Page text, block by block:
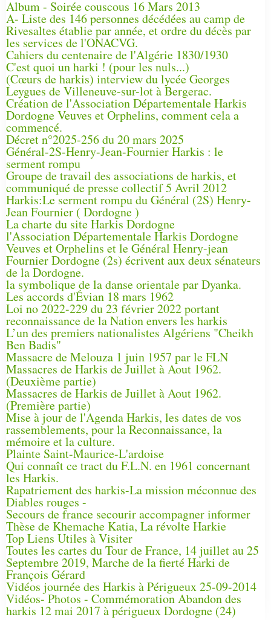
Album - Soirée couscous 16 Mars 2013
A- Liste des 146 personnes décédées au camp de
Rivesaltes établie par année, et ordre du décès par
les services de l'ONACVG.
Cahiers du centenaire de l'Algérie 1830/1930
C'est quoi un harki ! (pour les nuls...)
(Cœurs de harkis) interview du lycée Georges
Leygues de Villeneuve-sur-lot à Bergerac.
Création de l'Association Départementale Harkis
Dordogne Veuves et Orphelins, comment cela a
commencé.
Décret n°2025-256 du 20 mars 2025
Général-2S-Henry-Jean-Fournier Harkis : le
serment rompu
Groupe de travail des associations de harkis, et
communiqué de presse collectif 5 Avril 2012
Harkis:Le serment rompu du Général (2S) Henry-
Jean Fournier ( Dordogne )
La charte du site Harkis Dordogne
l'Association Départementale Harkis Dordogne
Veuves et Orphelins et le Général Henry-jean
Fournier Dordogne (2s) écrivent aux deux sénateurs
de la Dordogne.
la symbolique de la danse orientale par Dyanka.
Les accords d'Évian 18 mars 1962
Loi no 2022-229 du 23 février 2022 portant
reconnaissance de la Nation envers les harkis
L’un des premiers nationalistes Algériens "Cheikh
Ben Badis"
Massacre de Melouza 1 juin 1957 par le FLN
Massacres de Harkis de Juillet à Aout 1962.
(Deuxième partie)
Massacres de Harkis de Juillet à Aout 1962.
(Première partie)
Mise à jour de l'Agenda Harkis, les dates de vos
rassemblements, pour la Reconnaissance, la
mémoire et la culture.
Plainte Saint-Maurice-L'ardoise
Qui connaît ce tract du F.L.N. en 1961 concernant
les Harkis.
Rapatriement des harkis-La mission méconnue des
Diables rouges -
Secours de france secourir accompagner informer
Thèse de Khemache Katia, La révolte Harkie
Top Liens Utiles à Visiter
Toutes les cartes du Tour de France, 14 juillet au 25
Septembre 2019, Marche de la fierté Harki de
François Gérard
Vidéos journée des Harkis à Périgueux 25-09-2014
Vidéos- Photos - Commémoration Abandon des
harkis 12 mai 2017 à périgueux Dordogne (24)